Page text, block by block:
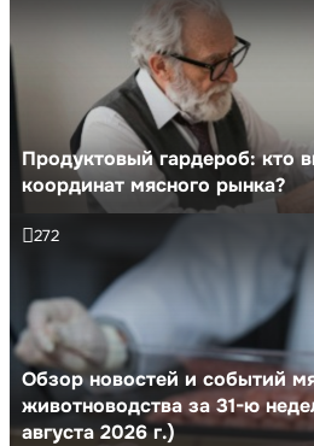
Продуктовый гардероб: кто
координат мясного рынка?
Обзор новостей и событий
животноводства за 31-ю
августа 2026 г.)
272